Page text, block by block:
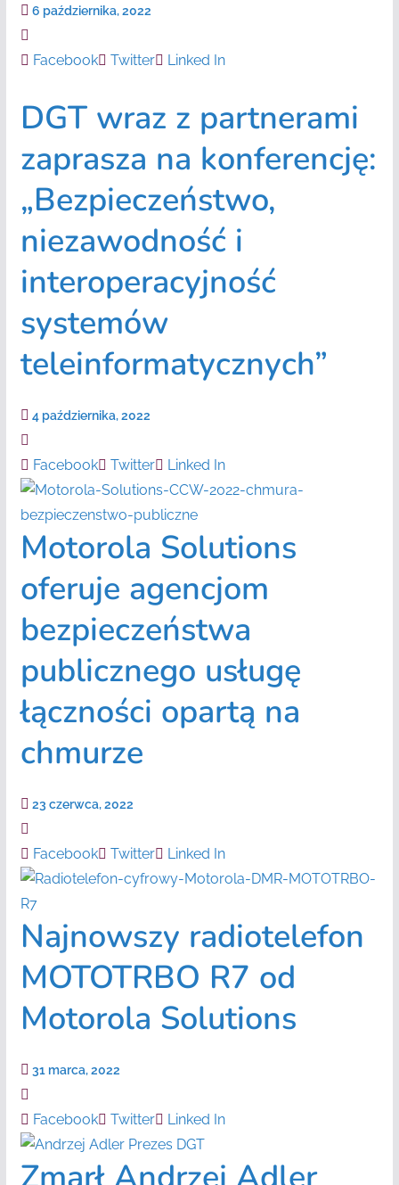
6 października, 2022
Facebook Twitter Linked In
DGT wraz z partnerami
zaprasza na konferencję:
„Bezpieczeństwo,
niezawodność i
interoperacyjność
systemów
teleinformatycznych”
4 października, 2022
Facebook Twitter Linked In
Motorola Solutions
oferuje agencjom
bezpieczeństwa
publicznego usługę
łączności opartą na
chmurze
23 czerwca, 2022
Facebook Twitter Linked In
Najnowszy radiotelefon
MOTOTRBO R7 od
Motorola Solutions
31 marca, 2022
Facebook Twitter Linked In